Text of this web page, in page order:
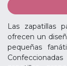
Las zapatillas
ofrecen un
pequeñas